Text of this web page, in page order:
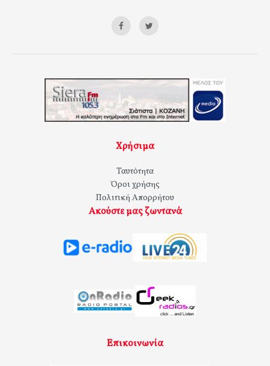
Χρήσιμα
Ταυτότητα
Όροι χρήσης
Πολιτική Απορρήτου
Ακούστε μας ζωντανά
Επικοινωνία